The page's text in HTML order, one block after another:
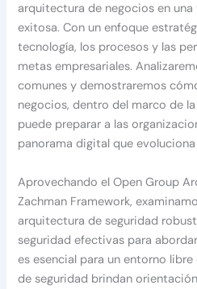
arquitectura de negocios en
exitosa. Con un enfoque
tecnología, los procesos y las
metas empresariales.
comunes y demostraremos
negocios, dentro del marco de
puede preparar a las
panorama digital que
Aprovechando el Open Group
Zachman Framework,
arquitectura de seguridad
seguridad efectivas para
es esencial para un entorno
de seguridad brindan